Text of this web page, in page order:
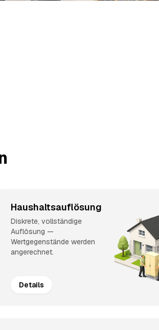
Haushaltsauflösung
Diskrete, vollständige
Auflösung —
Wertgegenstände werden
angerechnet.
Details